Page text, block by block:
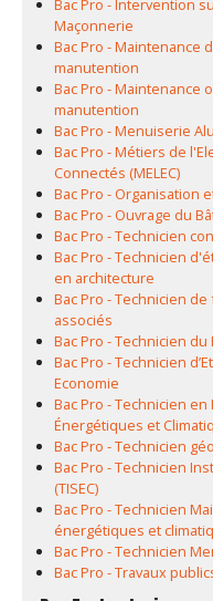
Bac Pro - Intervention
Maçonnerie
Bac Pro - Maintenance
manutention
Bac Pro - Maintenance
manutention
Bac Pro - Menuiserie
Bac Pro - Métiers de
Connectés (MELEC)
Bac Pro - Organisation
Bac Pro - Ouvrage du
Bac Pro - Technicien
Bac Pro - Technicien
en architecture
Bac Pro - Technicien
associés
Bac Pro - Technicien
Bac Pro - Technicien
Economie
Bac Pro - Technicien
Énergétiques et
Bac Pro - Technicien
Bac Pro - Technicien
(TISEC)
Bac Pro - Technicien
énergétiques et
Bac Pro - Technicien
Bac Pro - Travaux